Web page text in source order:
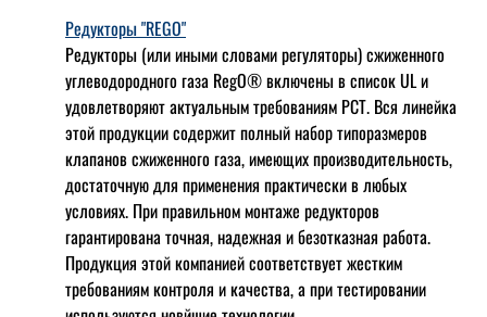
Редукторы "REGO"
Редукторы (или иными словами регуляторы) сжиженного
углеводородного газа RegO® включены в список UL и
удовлетворяют актуальным требованиям РСТ. Вся линейка
этой продукции содержит полный набор типоразмеров
клапанов сжиженного газа, имеющих производительность,
достаточную для применения практически в любых
условиях. При правильном монтаже редукторов
гарантирована точная, надежная и безотказная работа.
Продукция этой компанией соответствует жестким
требованиям контроля и качества, а при тестировании